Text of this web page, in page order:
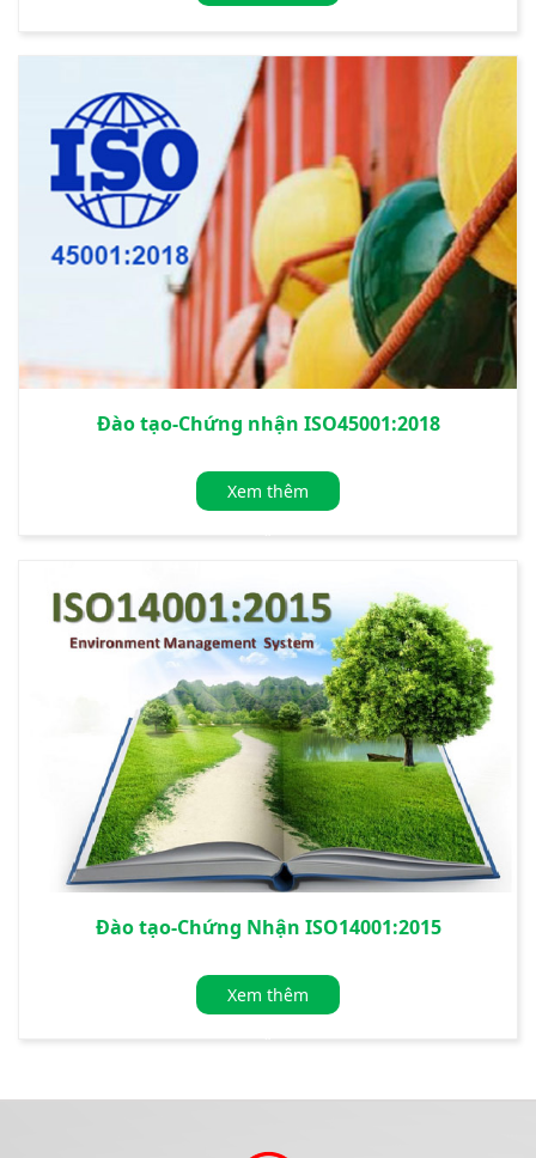
Đào tạo-Chứng nhận ISO45001:2018
Xem thêm
Đào tạo-Chứng Nhận ISO14001:2015
Xem thêm